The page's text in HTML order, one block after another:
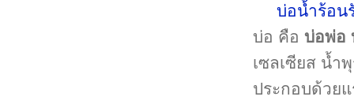
บ่อน้ำร้อน
บ่อ คือ บ่อพ่อ
เซลเซียส น้ำ
ประกอบด้วย